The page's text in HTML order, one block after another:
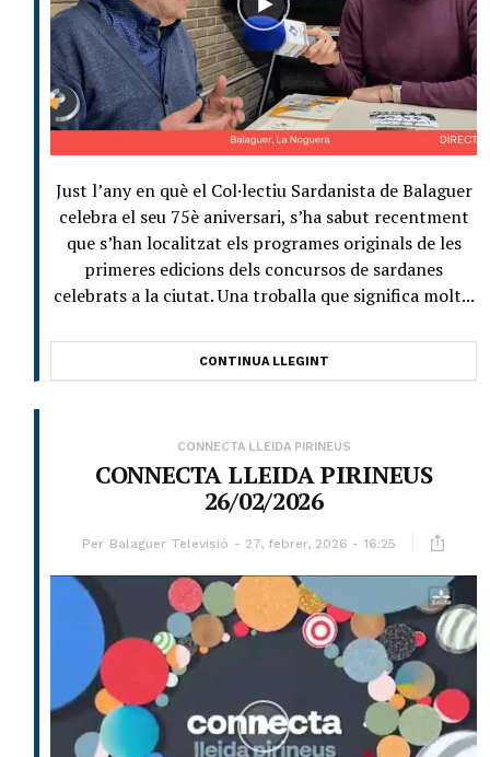
Just l’any en què el Col·lectiu Sardanista de Balaguer
celebra el seu 75è aniversari, s’ha sabut recentment
que s’han localitzat els programes originals de les
primeres edicions dels concursos de sardanes
celebrats a la ciutat. Una troballa que significa molt...
CONTINUA LLEGINT
CONNECTA LLEIDA PIRINEUS
CONNECTA LLEIDA PIRINEUS
26/02/2026
Per Balaguer Televisió 27, febrer, 2026 - 16:25